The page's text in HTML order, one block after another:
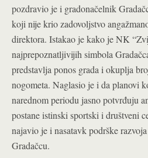
pozdravio je i gradonačelnik
koji nije krio zadovoljstvo
direktora. Istakao je kako je NK
najprepoznatljivijih simbola
predstavlja ponos grada i okuplja
nogometa. Naglasio je i da planovi
narednom periodu jasno potvrđuju
postane istinski sportski i društveni
najavio je i nasatavk podrške
Gradačcu.